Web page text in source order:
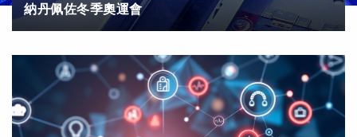
納丹佩佐冬季奧運會